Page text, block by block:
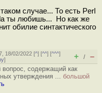
случае... То есть Perl
ты любишь... Но как же
обилие синтактического
18/02/2022 [^] [^^] [^^^]
] + / –
вопрос, содержащий как
утверждения ... большой